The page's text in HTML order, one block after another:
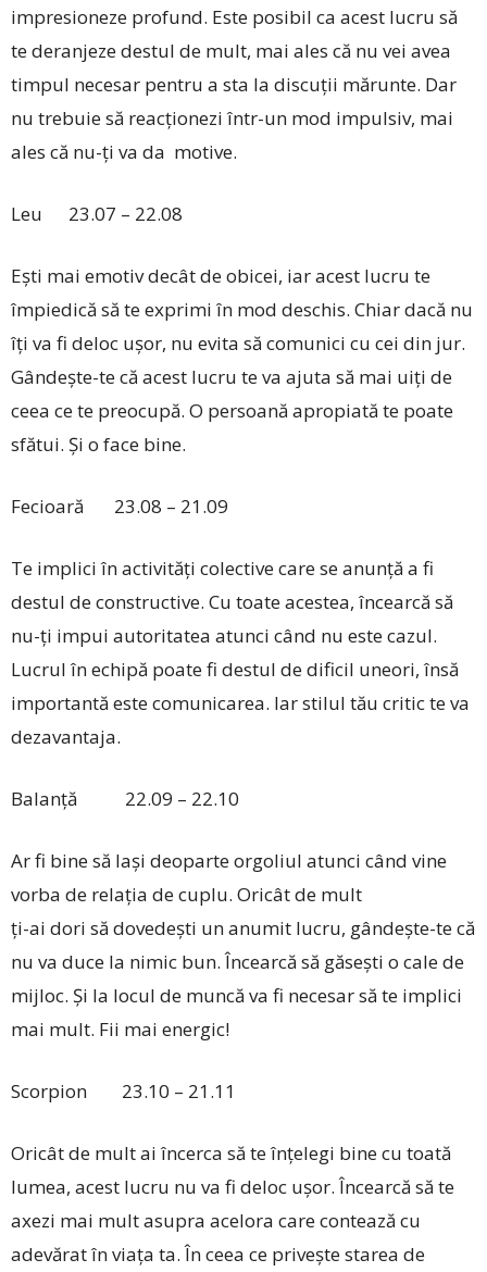
impresioneze profund. Este posibil ca acest lucru să
te deranjeze destul de mult, mai ales că nu vei avea
timpul necesar pentru a sta la discuții mărunte. Dar
nu trebuie să reacționezi într-un mod impulsiv, mai
ales că nu-ți va da motive.
Leu 23.07 – 22.08
Ești mai emotiv decât de obicei, iar acest lucru te
împiedică să te exprimi în mod deschis. Chiar dacă nu
îți va fi deloc ușor, nu evita să comunici cu cei din jur.
Gândește-te că acest lucru te va ajuta să mai uiți de
ceea ce te preocupă. O persoană apropiată te poate
sfătui. Și o face bine.
Fecioară 23.08 – 21.09
Te implici în activități colective care se anunță a fi
destul de constructive. Cu toate acestea, încearcă să
nu-ți impui autoritatea atunci când nu este cazul.
Lucrul în echipă poate fi destul de dificil uneori, însă
importantă este comunicarea. Iar stilul tău critic te va
dezavantaja.
Balanță 22.09 – 22.10
Ar fi bine să lași deoparte orgoliul atunci când vine
vorba de relația de cuplu. Oricât de mult
ți-ai dori să dovedești un anumit lucru, gândește-te că
nu va duce la nimic bun. Încearcă să găsești o cale de
mijloc. Și la locul de muncă va fi necesar să te implici
mai mult. Fii mai energic!
Scorpion 23.10 – 21.11
Oricât de mult ai încerca să te înțelegi bine cu toată
lumea, acest lucru nu va fi deloc ușor. Încearcă să te
axezi mai mult asupra acelora care contează cu
adevărat în viața ta. În ceea ce privește starea de